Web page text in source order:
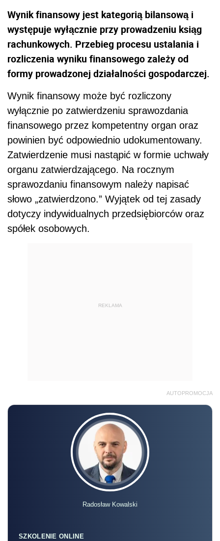
Wynik finansowy jest kategorią bilansową i
występuje wyłącznie przy prowadzeniu ksiąg
rachunkowych. Przebieg procesu ustalania i
rozliczenia wyniku finansowego zależy od
formy prowadzonej działalności gospodarczej.
Wynik finansowy może być rozliczony
wyłącznie po zatwierdzeniu sprawozdania
finansowego przez kompetentny organ oraz
powinien być odpowiednio udokumentowany.
Zatwierdzenie musi nastąpić w formie uchwały
organu zatwierdzającego. Na rocznym
sprawozdaniu finansowym należy napisać
słowo „zatwierdzono.” Wyjątek od tej zasady
dotyczy indywidualnych przedsiębiorców oraz
spółek osobowych.
REKLAMA
AUTOPROMOCJA
Radosław Kowalski
SZKOLENIE ONLINE